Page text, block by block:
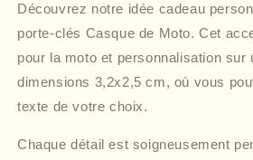
Découvrez notre idée cadeau
porte-clés Casque de Moto. Cet
pour la moto et personnalisation sur
dimensions 3,2x2,5 cm, où vous
texte de votre choix.
Chaque détail est soigneusement